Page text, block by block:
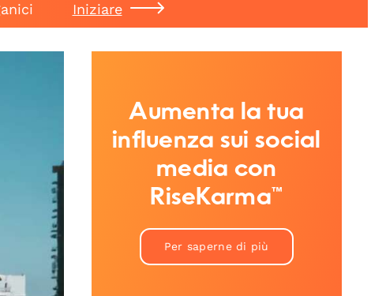
Iniziare
Aumenta la tua
influenza sui social
media con
RiseKarma™
Per saperne di più